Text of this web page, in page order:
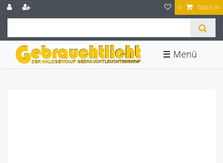
0 0,00 EUR
☰